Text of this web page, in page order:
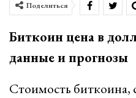
Поделиться
Биткоин цена в
данные и прогнозы
Стоимость биткоина,